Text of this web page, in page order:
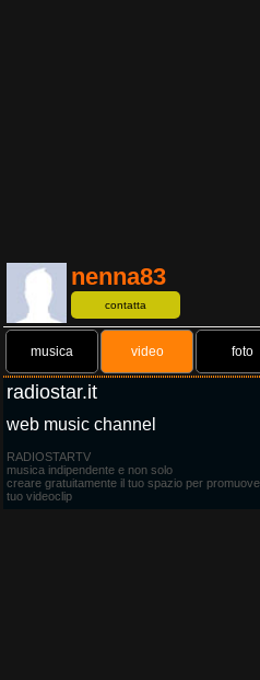
nenna83
contatta
musica video foto
radiostar.it
web music channel
RADIOSTARTV
musica indipendente e non solo
creare gratuitamente il tuo spazio per
tuo videoclip